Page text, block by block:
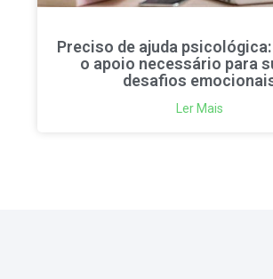
Preciso de ajuda
o apoio necessário para
desafios
Ler Mais